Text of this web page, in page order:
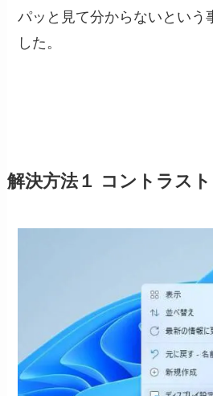
パッと見て分からないという
した。
解決方法１ コントラス